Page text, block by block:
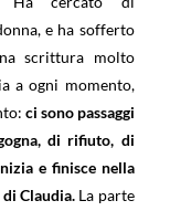
e ha sofferto
scrittura molto
a ogni momento,
ci sono passaggi
di rifiuto, di
e finisce nella
Claudia.La parte